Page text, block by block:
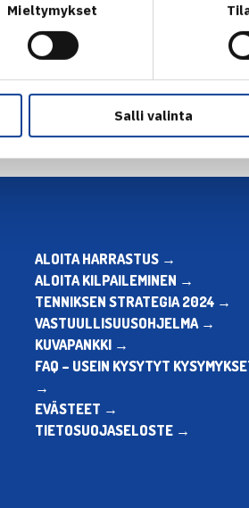
Mieltymykset
Salli valinta
Seuraava
ALOITA HARRASTUS →
ALOITA KILPAILEMINEN →
TENNIKSEN STRATEGIA 2024 →
VASTUULLISUUSOHJELMA →
KUVAPANKKI →
FAQ – USEIN KYSYTYT
→
EVÄSTEET →
TIETOSUOJASELOSTE →